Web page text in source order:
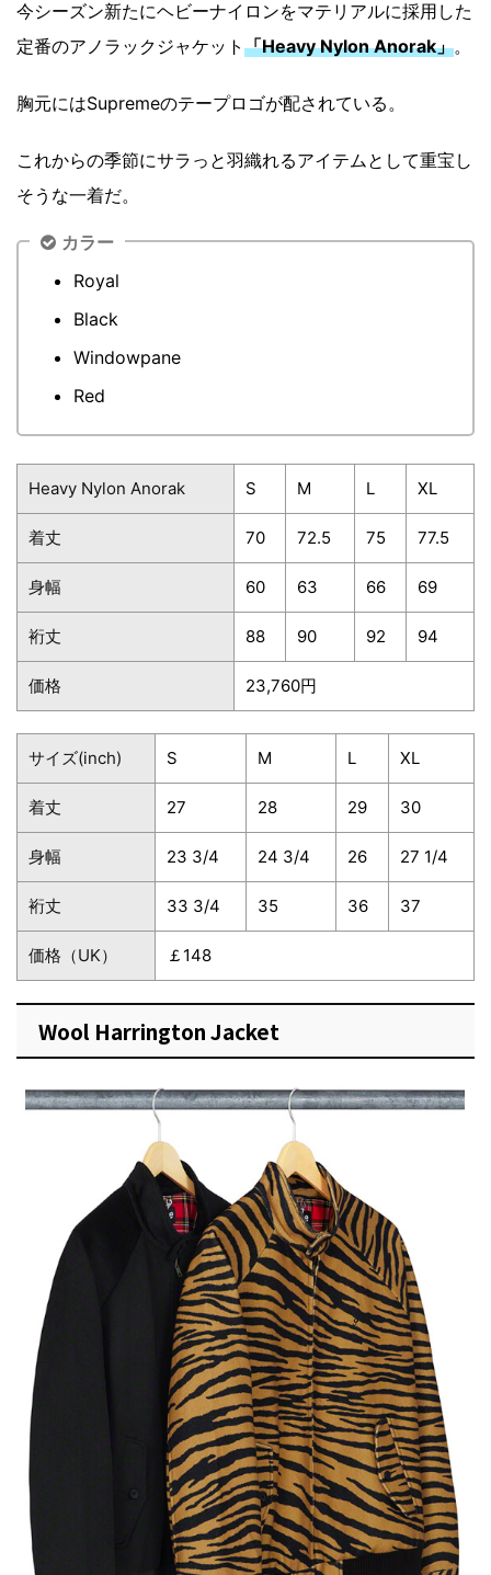
今シーズン新たにヘビーナイロンをマテリアルに採用した
定番のアノラックジャケット 「Heavy Nylon Anorak」。
胸元にはSupremeのテープロゴが配されている。
これからの季節にサラっと羽織れるアイテムとして重宝し
そうな一着だ。
カラー
Royal
Black
Windowpane
Red
Heavy Nylon Anorak S M L XL
着丈 70 72.5 75 77.5
身幅 60 63 66 69
裄丈 88 90 92 94
価格 23,760円
サイズ(inch) S M L XL
着丈 27 28 29 30
身幅 23 3/4 24 3/4 26 27 1/4
裄丈 33 3/4 35 36 37
価格（UK） ￡148
Wool Harrington Jacket